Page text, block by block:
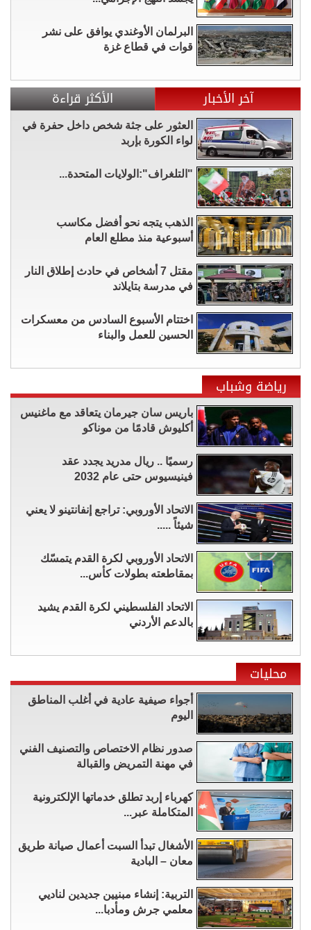
البرلمان الأوغندي يوافق على نشر
قوات في قطاع غزة
آخر الأخبار الأكثر قراءة
العثور على جثة شخص داخل حفرة في
لواء الكورة بإربد
"التلغراف":الولايات المتحدة...
الذهب يتجه نحو أفضل مكاسب
أسبوعية منذ مطلع العام
مقتل 7 أشخاص في حادث إطلاق النار
في مدرسة بتايلاند
اختتام الأسبوع السادس من معسكرات
الحسين للعمل والبناء
رياضة وشباب
باريس سان جيرمان يتعاقد مع ماغنيس
أكليوش قادمًا من موناكو
رسميًا .. ريال مدريد يجدد عقد
فينيسيوس حتى عام 2032
الاتحاد الأوروبي: تراجع إنفانتينو لا يعني
شيئاً .....
الاتحاد الأوروبي لكرة القدم يتمسّك
بمقاطعته بطولات كأس...
الاتحاد الفلسطيني لكرة القدم يشيد
بالدعم الأردني
محليات
أجواء صيفية عادية في أغلب المناطق
اليوم
صدور نظام الاختصاص والتصنيف الفني
في مهنة التمريض والقبالة
كهرباء إربد تطلق خدماتها الإلكترونية
المتكاملة عبر...
الأشغال تبدأ السبت أعمال صيانة طريق
معان – البادية
التربية: إنشاء مبنيين جديدين لناديي
معلمي جرش ومأدبا...